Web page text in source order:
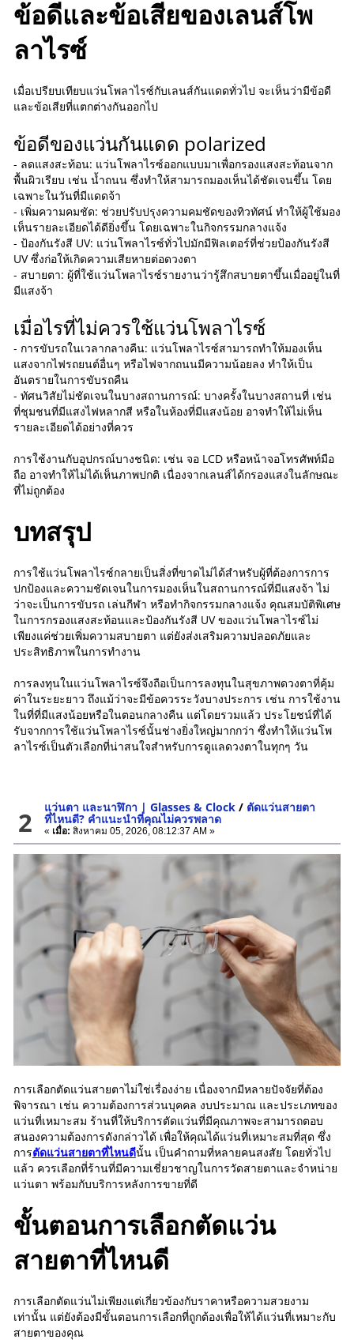
ข้อดีและข้อเสียของเลนส์โพ
ลาไรซ์
เมื่อเปรียบเทียบแว่นโพลาไรซ์กับเลนส์กันแดดทั่วไป จะเห็นว่ามีข้อดี
และข้อเสียที่แตกต่างกันออกไป
ข้อดีของแว่นกันแดด polarized
- ลดแสงสะท้อน: แว่นโพลาไรซ์ออกแบบมาเพื่อกรองแสงสะท้อนจาก
พื้นผิวเรียบ เช่น น้ำถนน ซึ่งทำให้สามารถมองเห็นได้ชัดเจนขึ้น โดย
เฉพาะในวันที่มีแดดจ้า
- เพิ่มความคมชัด: ช่วยปรับปรุงความคมชัดของทิวทัศน์ ทำให้ผู้ใช้มอง
เห็นรายละเอียดได้ดียิ่งขึ้น โดยเฉพาะในกิจกรรมกลางแจ้ง
- ป้องกันรังสี UV: แว่นโพลาไรซ์ทั่วไปมักมีฟิลเตอร์ที่ช่วยป้องกันรังสี
UV ซึ่งก่อให้เกิดความเสียหายต่อดวงตา
- สบายตา: ผู้ที่ใช้แว่นโพลาไรซ์รายงานว่ารู้สึกสบายตาขึ้นเมื่ออยู่ในที่
มีแสงจ้า
เมื่อไรที่ไม่ควรใช้แว่นโพลาไรซ์
- การขับรถในเวลากลางคืน: แว่นโพลาไรซ์สามารถทำให้มองเห็น
แสงจากไฟรถยนต์อื่นๆ หรือไฟจากถนนมีความน้อยลง ทำให้เป็น
อันตรายในการขับรถคืน
- ทัศนวิสัยไม่ชัดเจนในบางสถานการณ์: บางครั้งในบางสถานที่ เช่น
ที่ชุมชนที่มีแสงไฟหลากสี หรือในห้องที่มีแสงน้อย อาจทำให้ไม่เห็น
รายละเอียดได้อย่างที่ควร
การใช้งานกับอุปกรณ์บางชนิด: เช่น จอ LCD หรือหน้าจอโทรศัพท์มือ
ถือ อาจทำให้ไม่ได้เห็นภาพปกติ เนื่องจากเลนส์ได้กรองแสงในลักษณะ
ที่ไม่ถูกต้อง
บทสรุป
การใช้แว่นโพลาไรซ์กลายเป็นสิ่งที่ขาดไม่ได้สำหรับผู้ที่ต้องการการ
ปกป้องและความชัดเจนในการมองเห็นในสถานการณ์ที่มีแสงจ้า ไม่
ว่าจะเป็นการขับรถ เล่นกีฬา หรือทำกิจกรรมกลางแจ้ง คุณสมบัติพิเศษ
ในการกรองแสงสะท้อนและป้องกันรังสี UV ของแว่นโพลาไรซ์ไม่
เพียงแค่ช่วยเพิ่มความสบายตา แต่ยังส่งเสริมความปลอดภัยและ
ประสิทธิภาพในการทำงาน
การลงทุนในแว่นโพลาไรซ์จึงถือเป็นการลงทุนในสุขภาพดวงตาที่คุ้ม
ค่าในระยะยาว ถึงแม้ว่าจะมีข้อควรระวังบางประการ เช่น การใช้งาน
ในที่ที่มีแสงน้อยหรือในตอนกลางคืน แต่โดยรวมแล้ว ประโยชน์ที่ได้
รับจากการใช้แว่นโพลาไรซ์นั้นช่างยิ่งใหญ่มากกว่า ซึ่งทำให้แว่นโพ
ลาไรซ์เป็นตัวเลือกที่น่าสนใจสำหรับการดูแลดวงตาในทุกๆ วัน
2 แว่นตา และนาฬิกา | Glasses & Clock / ตัดแว่นสายตา
ที่ไหนดี? คำแนะนำที่คุณไม่ควรพลาด
« เมื่อ: สิงหาคม 05, 2026, 08:12:37 AM »
การเลือกตัดแว่นสายตาไม่ใช่เรื่องง่าย เนื่องจากมีหลายปัจจัยที่ต้อง
พิจารณา เช่น ความต้องการส่วนบุคคล งบประมาณ และประเภทของ
แว่นที่เหมาะสม ร้านที่ให้บริการตัดแว่นที่มีคุณภาพจะสามารถตอบ
สนองความต้องการดังกล่าวได้ เพื่อให้คุณได้แว่นที่เหมาะสมที่สุด ซึ่ง
การตัดแว่นสายตาที่ไหนดีนั้น เป็นคำถามที่หลายคนสงสัย โดยทั่วไป
แล้ว ควรเลือกที่ร้านที่มีความเชี่ยวชาญในการวัดสายตาและจำหน่าย
แว่นตา พร้อมกับบริการหลังการขายที่ดี
ขั้นตอนการเลือกตัดแว่น
สายตาที่ไหนดี
การเลือกตัดแว่นไม่เพียงแต่เกี่ยวข้องกับราคาหรือความสวยงาม
เท่านั้น แต่ยังต้องมีขั้นตอนการเลือกที่ถูกต้องเพื่อให้ได้แว่นที่เหมาะกับ
สายตาของคุณ